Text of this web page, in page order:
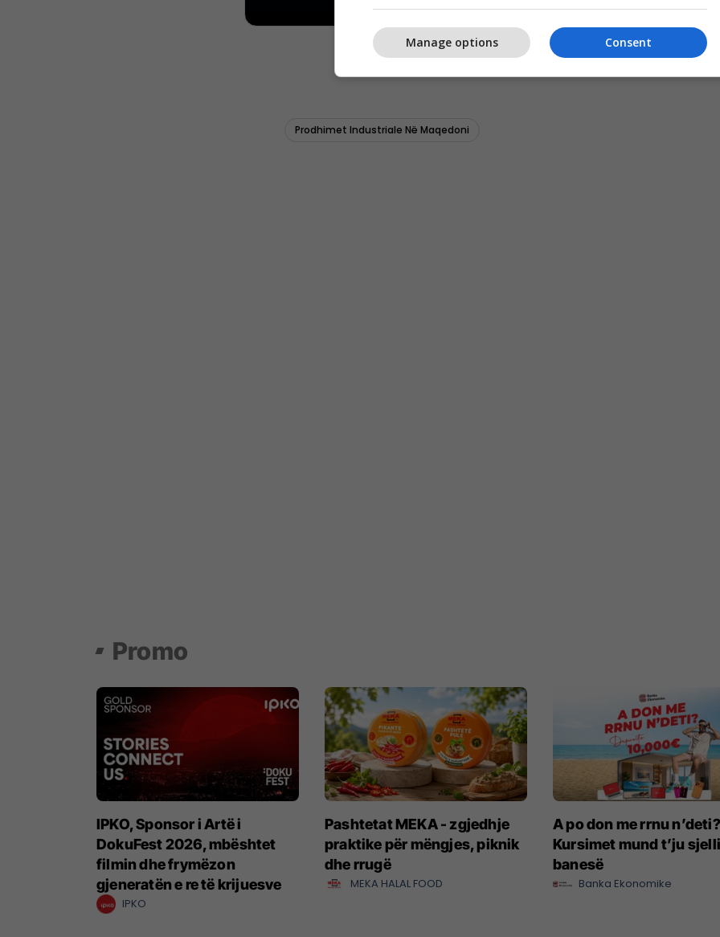
Prodhimet Industriale Në Maqedoni
Promo
IPKO, Sponsor i Artë i
DokuFest 2026, mbështet
filmin dhe frymëzon
gjeneratën e re të krijuesve
IPKO
Pashtetat MEKA - zgjedhje
praktike për mëngjes, piknik
dhe rrugë
MEKA HALAL FOOD
A po don me rrnu n’deti?
Kursimet mund t’ju
banesë
Banka Ekonomike
Consent
Manage options